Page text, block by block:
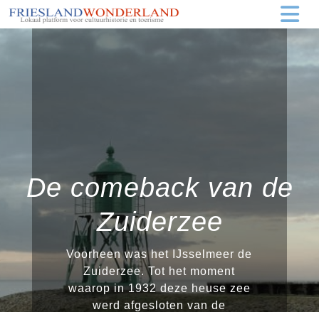
De comeback van de
Zuiderzee
Voorheen was het IJsselmeer de
Zuiderzee. Tot het moment
waarop in 1932 deze heuse zee
werd afgesloten van de